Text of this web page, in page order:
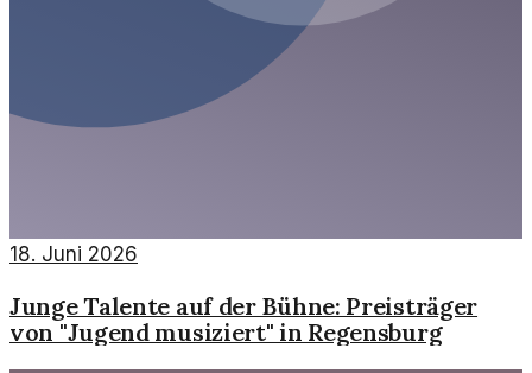
18. Juni 2026
Junge Talente auf der Bühne: Preisträger
von "Jugend musiziert" in Regensburg